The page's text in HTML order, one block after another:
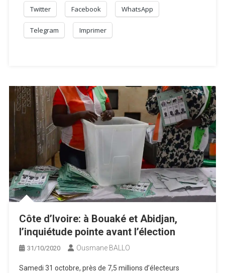
Twitter Facebook WhatsApp
Telegram Imprimer
Côte d’Ivoire: à Bouaké et Abidjan,
l’inquiétude pointe avant l’élection
31/10/2020 Ousmane BALLO
Samedi 31 octobre, près de 7,5 millions d’électeurs